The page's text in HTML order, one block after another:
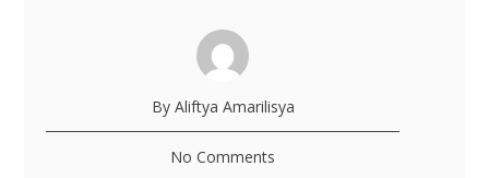
By Aliftya Amarilisya
No Comments